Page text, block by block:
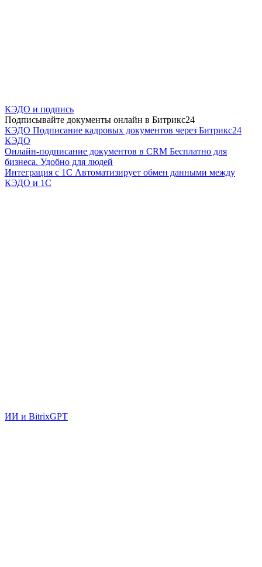
КЭДО и подпись
Подписывайте документы онлайн в Битрикс24
КЭДО Подписание кадровых документов через Битрикс24
КЭДО
Онлайн-подписание документов в CRM Бесплатно для
бизнеса. Удобно для людей
Интеграция с 1С Автоматизирует обмен данными между
КЭДО и 1С
ИИ и BitrixGPT